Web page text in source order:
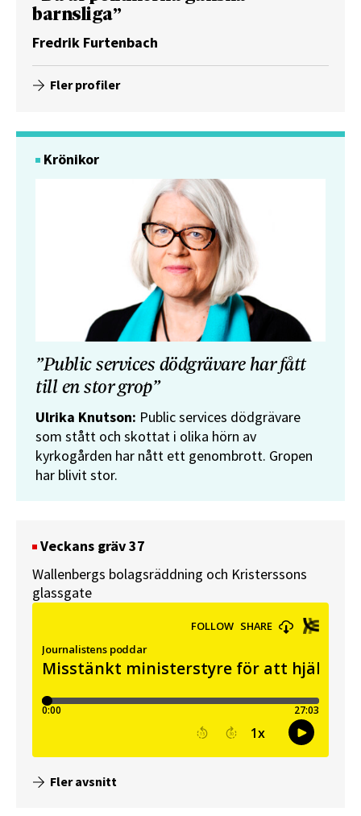
barnsliga”
Fredrik Furtenbach
Fler profiler
Krönikor
”Public services dödgrävare har fått
till en stor grop”
Ulrika Knutson: Public services dödgrävare
som stått och skottat i olika hörn av
kyrkogården har nått ett genombrott. Gropen
har blivit stor.
Veckans gräv 37
Wallenbergs bolagsräddning och Kristerssons
glassgate
Fler avsnitt